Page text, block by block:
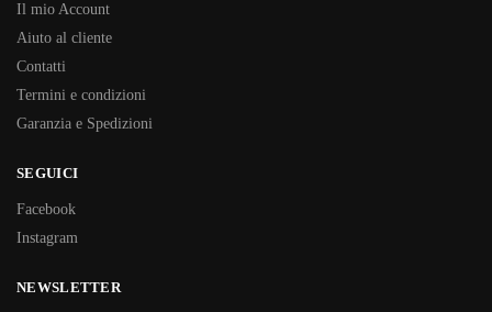
Il mio Account
Aiuto al cliente
Contatti
Termini e condizioni
Garanzia e Spedizioni
SEGUICI
Facebook
Instagram
NEWSLETTER